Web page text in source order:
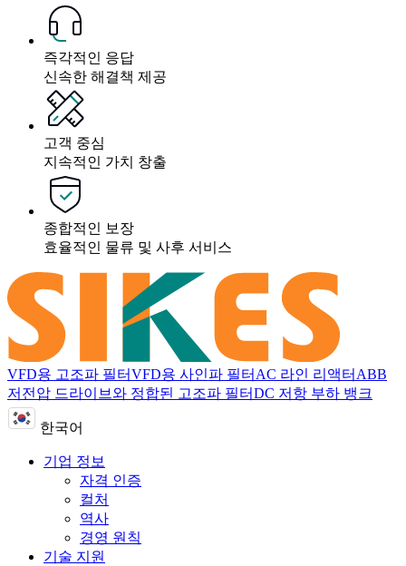
즉각적인 응답
신속한 해결책 제공
고객 중심
지속적인 가치 창출
종합적인 보장
효율적인 물류 및 사후 서비스
VFD용 고조파 필터VFD용 사인파 필터 AC 라인 리액터 ABB
저전압 드라이브와 정합된 고조파 필터DC 저항 부하 뱅크
한국어
기업 정보
자격 인증
컬처
역사
경영 원칙
기술 지원